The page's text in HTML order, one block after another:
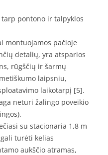
pontono ir talpyklos
montuojamos pačioje
detalių, yra atsparios
rūgščių ir šarmų
laipsniu,
laikotarpį [5].
neturi žalingo poveikio
su stacionaria 1,8 m
turėti kelias
aukščio atramas,